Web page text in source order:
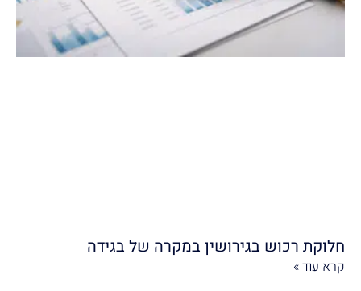
חלוקת רכוש בגירושין במקרה של בגידה
קרא עוד »